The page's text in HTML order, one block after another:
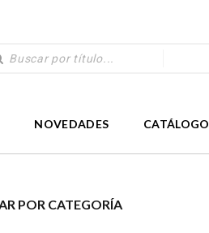
NOVEDADES CATÁLOGO
POR CATEGORÍA